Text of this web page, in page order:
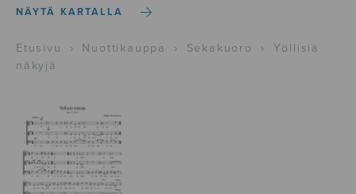
NÄYTÄ KARTALLA
Etusivu › Nuottikauppa › Sekakuoro ›
Yöllisiä
näkyjä